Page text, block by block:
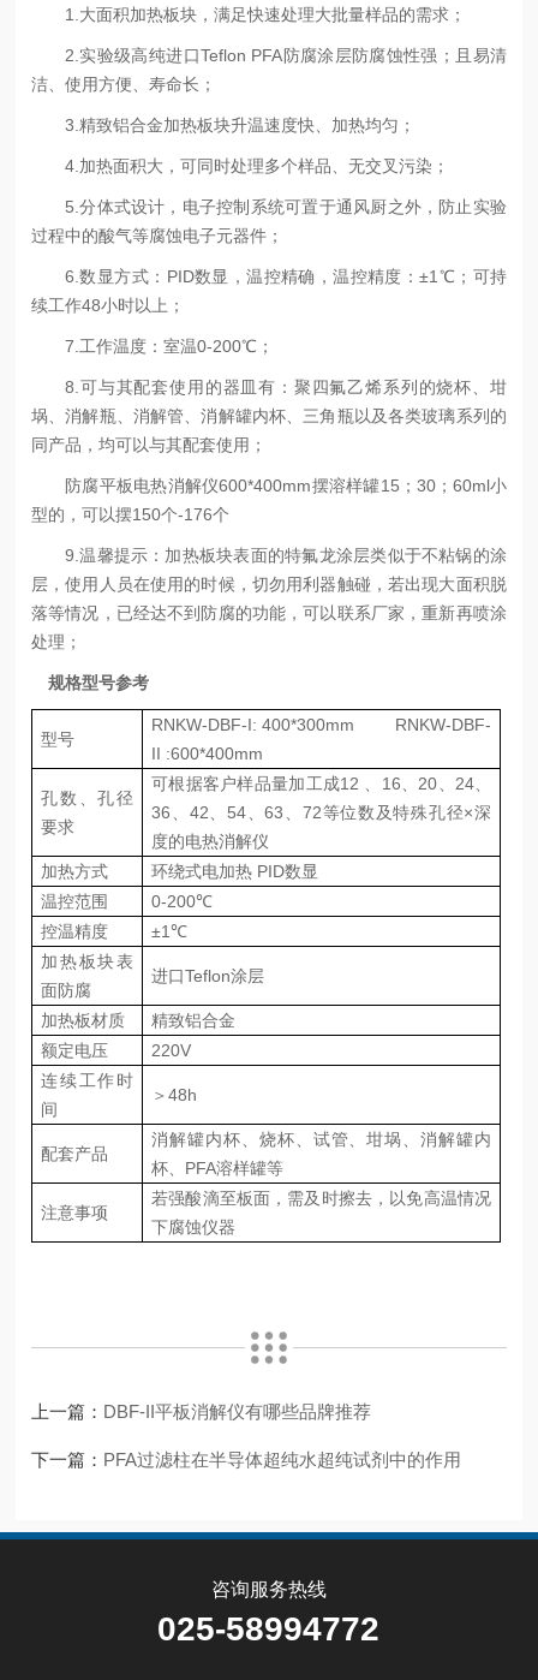
1.大面积加热板块，满足快速处理大批量样品的需求；
2.实验级高纯进口Teflon PFA防腐涂层防腐蚀性强；且易清
洁、使用方便、寿命长；
3.精致铝合金加热板块升温速度快、加热均匀；
4.加热面积大，可同时处理多个样品、无交叉污染；
5.分体式设计，电子控制系统可置于通风厨之外，防止实验
过程中的酸气等腐蚀电子元器件；
6.数显方式：PID数显，温控精确，温控精度：±1℃；可持
续工作48小时以上；
7.工作温度：室温0-200℃；
8.可与其配套使用的器皿有：聚四氟乙烯系列的烧杯、坩
埚、消解瓶、消解管、消解罐内杯、三角瓶以及各类玻璃系列的
同产品，均可以与其配套使用；
防腐平板电热消解仪600*400mm摆溶样罐15；30；60ml小
型的，可以摆150个-176个
9.温馨提示：加热板块表面的特氟龙涂层类似于不粘锅的涂
层，使用人员在使用的时候，切勿用利器触碰，若出现大面积脱
落等情况，已经达不到防腐的功能，可以联系厂家，重新再喷涂
处理；
规格型号参考
型号
RNKW-DBF-I: 400*300mm RNKW-DBF-
II :600*400mm
孔数、孔径
要求
可根据客户样品量加工成12 、16、20、24、
36、42、54、63、72等位数及特殊孔径×深
度的电热消解仪
加热方式
环绕式电加热 PID数显
温控范围
0-200℃
控温精度
±1℃
加热板块表
面防腐
进口Teflon涂层
加热板材质
精致铝合金
额定电压
220V
连续工作时
间
＞48h
配套产品
消解罐内杯、烧杯、试管、坩埚、消解罐内
杯、 PFA溶样罐等
注意事项
若强酸滴至板面，需及时擦去，以免高温情况
下腐蚀仪器
上一篇： DBF-II平板消解仪有哪些品牌推荐
下一篇： PFA过滤柱在半导体超纯水超纯试剂中的作用
咨询服务热线
025-58994772